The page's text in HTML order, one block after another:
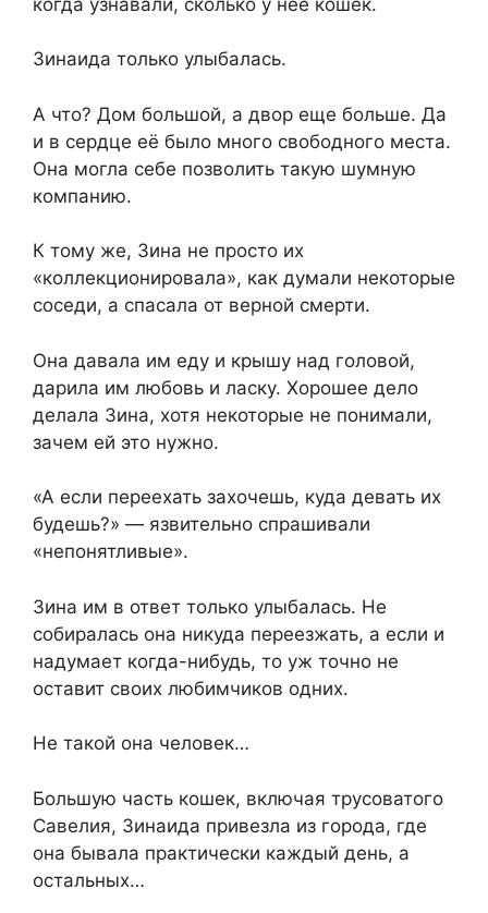
Зинаида только улыбалась.
А что? Дом большой, а двор еще больше. Да
и в сердце её было много свободного места.
Она могла себе позволить такую шумную
компанию.
К тому же, Зина не просто их
«коллекционировала», как думали некоторые
соседи, а спасала от верной смерти.
Она давала им еду и крышу над головой,
дарила им любовь и ласку. Хорошее дело
делала Зина, хотя некоторые не понимали,
зачем ей это нужно.
«А если переехать захочешь, куда девать их
будешь?» — язвительно спрашивали
«непонятливые».
Зина им в ответ только улыбалась. Не
собиралась она никуда переезжать, а если и
надумает когда-нибудь, то уж точно не
оставит своих любимчиков одних.
Не такой она человек…
Большую часть кошек, включая трусоватого
Савелия, Зинаида привезла из города, где
она бывала практически каждый день, а
остальных…